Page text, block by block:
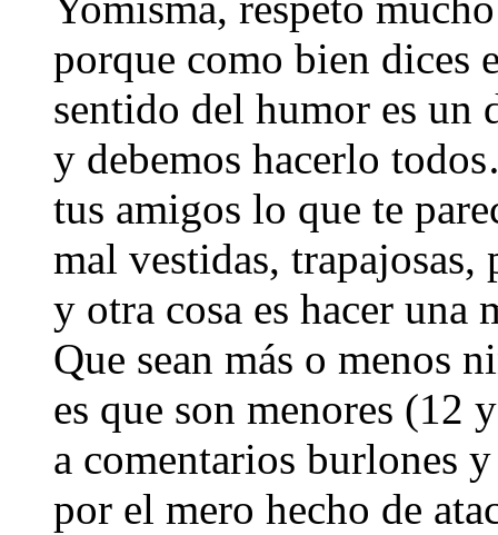
porque como bien dices
sentido del humor es un
y debemos hacerlo
tus amigos lo que te
mal vestidas,
y otra cosa es hacer una
Que sean más o menos
es que son menores (12
a comentarios burlones
por el mero hecho de